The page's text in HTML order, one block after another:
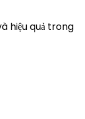
hiệu quả trong